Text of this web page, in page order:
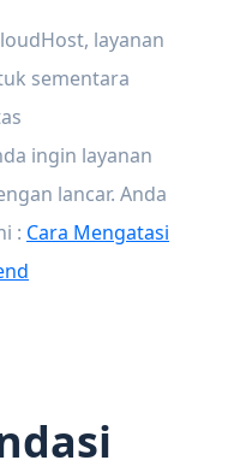
layanan
sementara
ingin layanan
lancar. Anda
: Cara Mengatasi